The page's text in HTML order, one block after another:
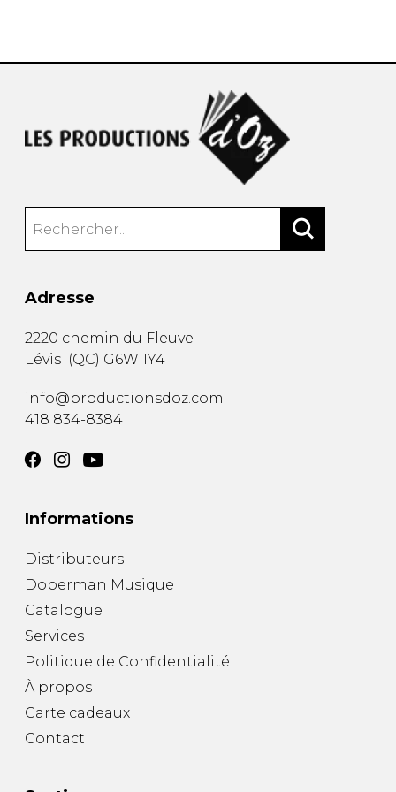
Adresse
2220 chemin du Fleuve
Lévis (QC) G6W 1Y4
info@productionsdoz.com
418 834-8384
Informations
Distributeurs
Doberman Musique
Catalogue
Services
Politique de Confidentialité
À propos
Carte cadeaux
Contact